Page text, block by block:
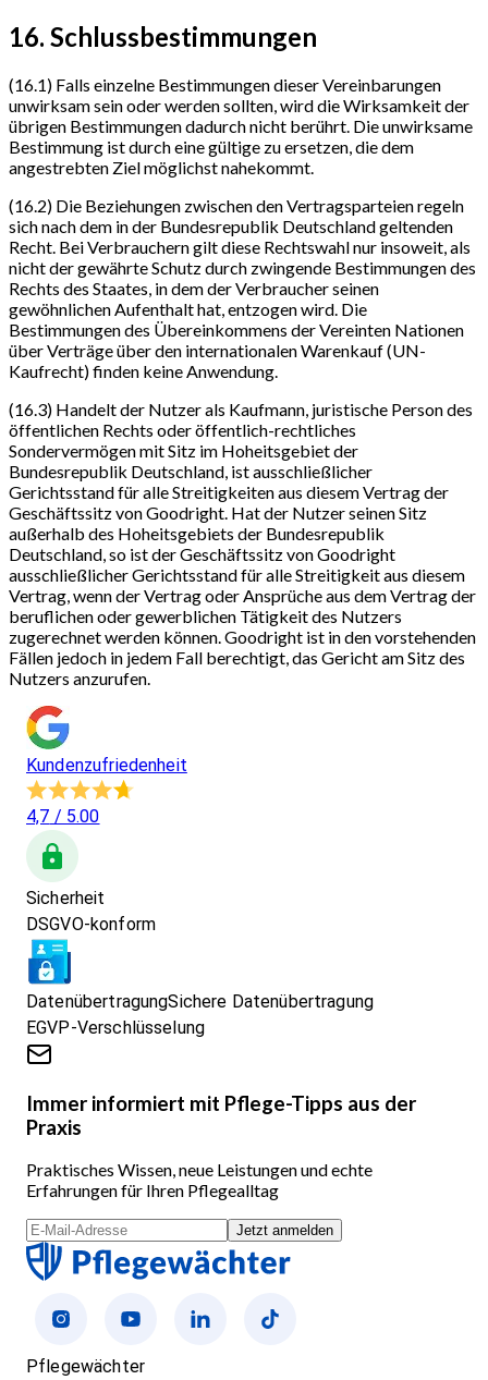
16. Schlussbestimmungen
(16.1) Falls einzelne Bestimmungen dieser Vereinbarungen
unwirksam sein oder werden sollten, wird die Wirksamkeit der
übrigen Bestimmungen dadurch nicht berührt. Die unwirksame
Bestimmung ist durch eine gültige zu ersetzen, die dem
angestrebten Ziel möglichst nahekommt.
(16.2) Die Beziehungen zwischen den Vertragsparteien regeln
sich nach dem in der Bundesrepublik Deutschland geltenden
Recht. Bei Verbrauchern gilt diese Rechtswahl nur insoweit, als
nicht der gewährte Schutz durch zwingende Bestimmungen des
Rechts des Staates, in dem der Verbraucher seinen
gewöhnlichen Aufenthalt hat, entzogen wird. Die
Bestimmungen des Übereinkommens der Vereinten Nationen
über Verträge über den internationalen Warenkauf (UN-
Kaufrecht) finden keine Anwendung.
(16.3) Handelt der Nutzer als Kaufmann, juristische Person des
öffentlichen Rechts oder öffentlich-rechtliches
Sondervermögen mit Sitz im Hoheitsgebiet der
Bundesrepublik Deutschland, ist ausschließlicher
Gerichtsstand für alle Streitigkeiten aus diesem Vertrag der
Geschäftssitz von Goodright. Hat der Nutzer seinen Sitz
außerhalb des Hoheitsgebiets der Bundesrepublik
Deutschland, so ist der Geschäftssitz von Goodright
ausschließlicher Gerichtsstand für alle Streitigkeit aus diesem
Vertrag, wenn der Vertrag oder Ansprüche aus dem Vertrag der
beruflichen oder gewerblichen Tätigkeit des Nutzers
zugerechnet werden können. Goodright ist in den vorstehenden
Fällen jedoch in jedem Fall berechtigt, das Gericht am Sitz des
Nutzers anzurufen.
Kundenzufriedenheit
4,7 / 5.00
Sicherheit
DSGVO-konform
DatenübertragungSichere Datenübertragung
EGVP-Verschlüsselung
Immer informiert mit Pflege-Tipps aus der
Praxis
Praktisches Wissen, neue Leistungen und echte
Erfahrungen für Ihren Pflegealltag
Jetzt anmelden
Pflegewächter